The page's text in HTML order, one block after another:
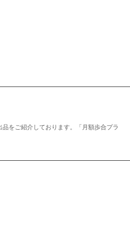
をご紹介しております。「月額歩合プラ